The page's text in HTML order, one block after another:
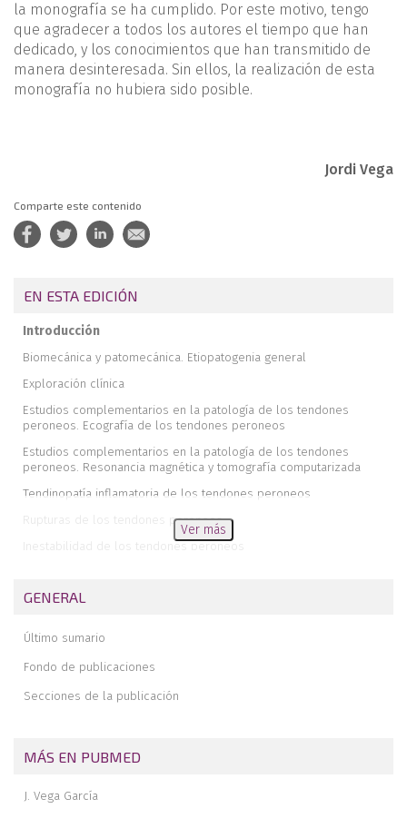
la monografía se ha cumplido. Por este motivo, tengo
que agradecer a todos los autores el tiempo que han
dedicado, y los conocimientos que han transmitido de
manera desinteresada. Sin ellos, la realización de esta
monografía no hubiera sido posible.
Jordi Vega
Comparte este contenido
EN ESTA EDICIÓN
Introducción
Biomecánica y patomecánica. Etiopatogenia general
Exploración clínica
Estudios complementarios en la patología de los tendones
peroneos. Ecografía de los tendones peroneos
Estudios complementarios en la patología de los tendones
peroneos. Resonancia magnética y tomografía computarizada
Tendinopatía inflamatoria de los tendones peroneos
Rupturas de los tendones peroneos
Inestabilidad de los tendones peroneos
Endoscopia de los tendones peroneos
retropié
Ver más
GENERAL
Último sumario
Fondo de publicaciones
Secciones de la publicación
MÁS EN PUBMED
J. Vega García